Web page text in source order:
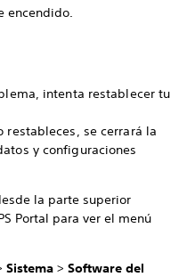
encendido.
intenta restablecer tu
restableces, se cerrará la
y configuraciones
la parte superior
Portal para ver el menú
Sistema > Software del